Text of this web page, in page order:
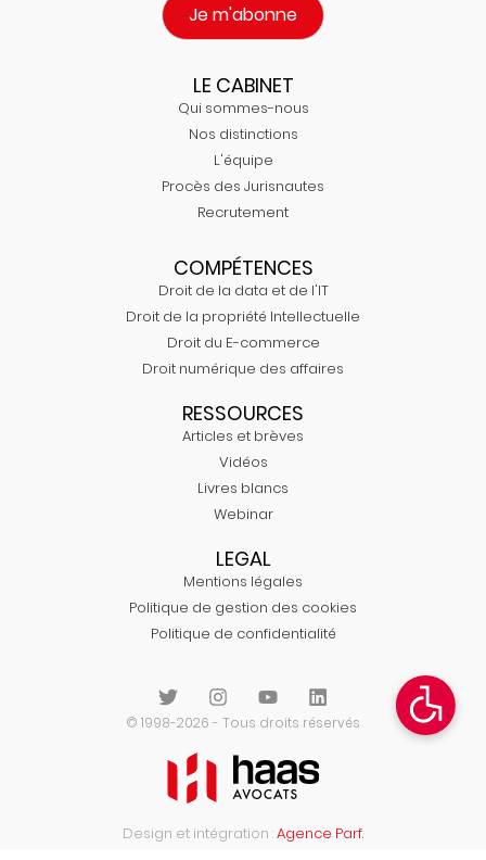
Je m'abonne
LE CABINET
Qui sommes-nous
Nos distinctions
L'équipe
Procès des Jurisnautes
Recrutement
COMPÉTENCES
Droit de la data et de l'IT
Droit de la propriété Intellectuelle
Droit du E-commerce
Droit numérique des affaires
RESSOURCES
Articles et brèves
Vidéos
Livres blancs
Webinar
LEGAL
Mentions légales
Politique de gestion des cookies
Politique de confidentialité
© 1998-2026 - Tous droits réservés
Design et intégration :Agence Parf.